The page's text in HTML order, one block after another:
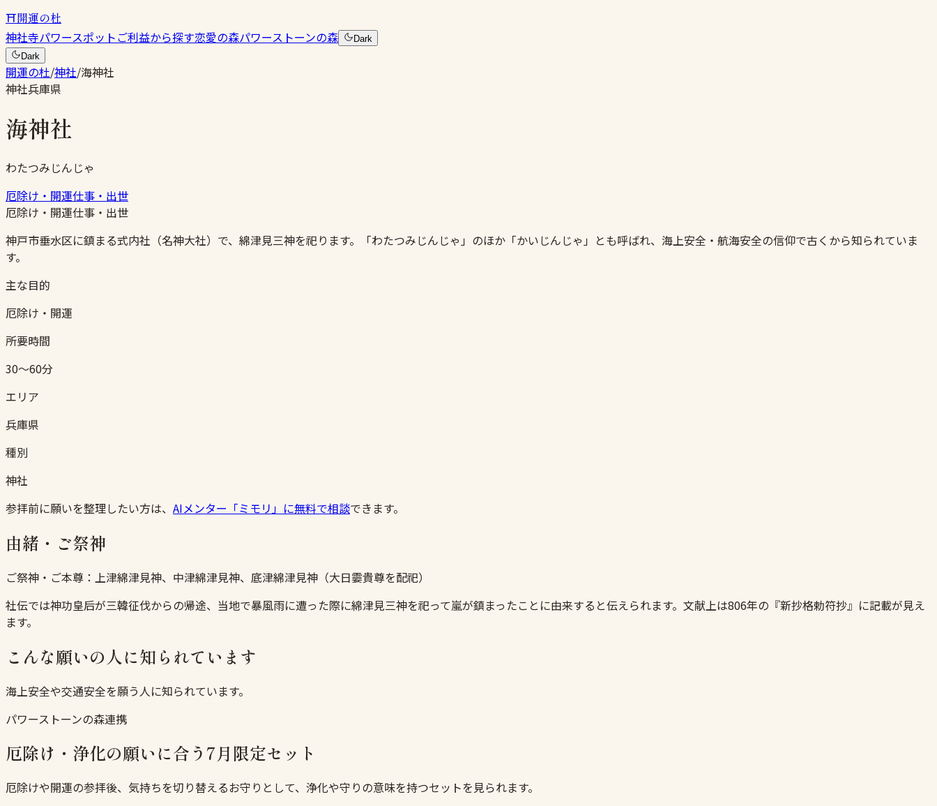
⛩開運の杜
神社寺パワースポットご利益から探す恋愛の森パワーストーンの森
Dark
Dark
開運の杜/神社/海神社
神社兵庫県
海神社
わたつみじんじゃ
厄除け・開運仕事・出世
厄除け・開運仕事・出世
神戸市垂水区に鎮まる式内社（名神大社）で、綿津見三神を祀ります。「わたつみじんじゃ」のほか「かいじんじゃ」とも呼ばれ、海上安全・航海安全の信仰で古くから知られていま
す。
主な目的
厄除け・開運
所要時間
30〜60分
エリア
兵庫県
種別
神社
参拝前に願いを整理したい方は、 AIメンター「ミモリ」に無料で相談できます。
由緒・ご祭神
ご祭神・ご本尊： 上津綿津見神、中津綿津見神、底津綿津見神（大日孁貴尊を配祀）
社伝では神功皇后が三韓征伐からの帰途、当地で暴風雨に遭った際に綿津見三神を祀って嵐が鎮まったことに由来すると伝えられます。文献上は806年の『新抄格勅符抄』に記載が見え
ます。
こんな願いの人に知られています
海上安全や交通安全を願う人に知られています。
パワーストーンの森連携
厄除け・浄化の願いに合う7月限定セット
厄除けや開運の参拝後、気持ちを切り替えるお守りとして、浄化や守りの意味を持つセットを見られます。